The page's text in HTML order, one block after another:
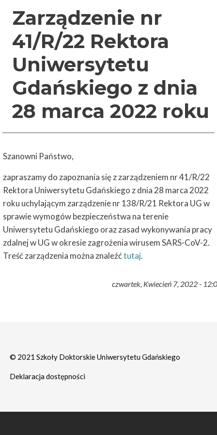
Zarządzenie nr
41/R/22 Rektora
Uniwersytetu
Gdańskiego z dnia
28 marca 2022 roku
Szanowni Państwo,
zapraszamy do zapoznania się z zarządzeniem nr 41/R/22
Rektora Uniwersytetu Gdańskiego z dnia 28 marca 2022
roku uchylającym zarządzenie nr 138/R/21 Rektora UG w
sprawie wymogów bezpieczeństwa na terenie
Uniwersytetu Gdańskiego oraz zasad wykonywania pracy
zdalnej w UG w okresie zagrożenia wirusem SARS-CoV-2.
Treść zarządzenia można znaleźćtutaj.
czwartek, Kwiecień 7, 2022 -
© 2021 Szkoły Doktorskie Uniwersytetu Gdańskiego
Deklaracja dostępności